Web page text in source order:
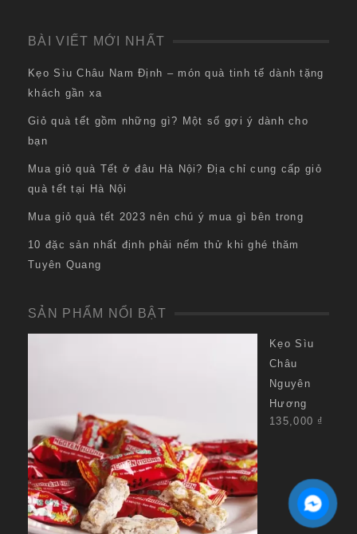
BÀI VIẾT MỚI NHẤT
Kẹo Sìu Châu Nam Định – món quà tinh tế dành tặng
khách gần xa
Giỏ quà tết gồm những gì? Một số gợi ý dành cho
bạn
Mua giỏ quà Tết ở đâu Hà Nội? Địa chỉ cung cấp giỏ
quà tết tại Hà Nội
Mua giỏ quà tết 2023 nên chú ý mua gì bên trong
10 đặc sản nhất định phải nếm thử khi ghé thăm
Tuyên Quang
SẢN PHẨM NỔI BẬT
Kẹo Sìu
Châu
Nguyên
Hương
135,000 ₫